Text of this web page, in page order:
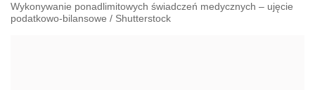
Wykonywanie ponadlimitowych świadczeń medycznych – ujęcie
podatkowo-bilansowe / Shutterstock